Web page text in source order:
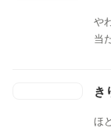
や
当
き
ほ